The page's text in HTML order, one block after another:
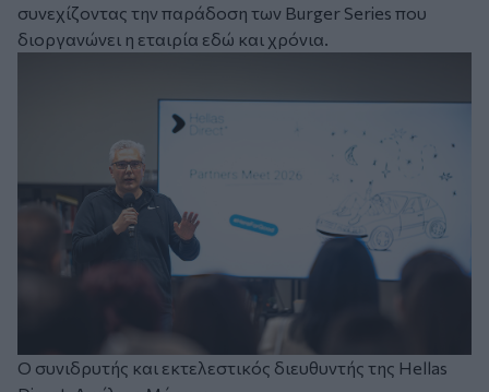
συνεχίζοντας την παράδοση των Burger Series που
διοργανώνει η εταιρία εδώ και χρόνια.
Ο συνιδρυτής και εκτελεστικός διευθυντής της Hellas